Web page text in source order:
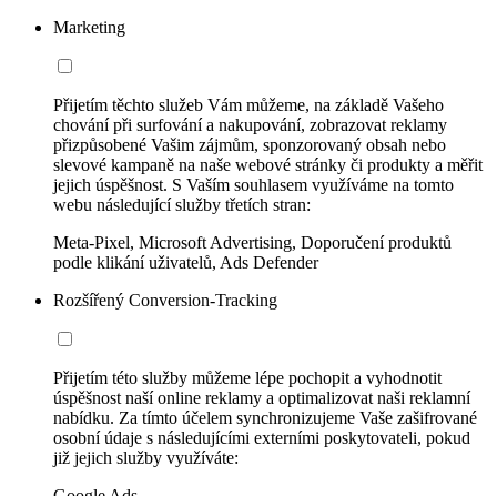
Marketing
Přijetím těchto služeb Vám můžeme, na základě Vašeho
chování při surfování a nakupování, zobrazovat reklamy
přizpůsobené Vašim zájmům, sponzorovaný obsah nebo
slevové kampaně na naše webové stránky či produkty a měřit
jejich úspěšnost. S Vaším souhlasem využíváme na tomto
webu následující služby třetích stran:
Meta-Pixel, Microsoft Advertising, Doporučení produktů
podle klikání uživatelů, Ads Defender
Rozšířený Conversion-Tracking
Přijetím této služby můžeme lépe pochopit a vyhodnotit
úspěšnost naší online reklamy a optimalizovat naši reklamní
nabídku. Za tímto účelem synchronizujeme Vaše zašifrované
osobní údaje s následujícími externími poskytovateli, pokud
již jejich služby využíváte: